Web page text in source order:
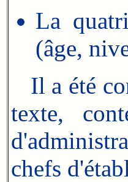
La
(âge,
Il a été
texte,
chefs